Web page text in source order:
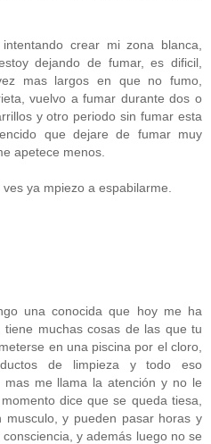
crear mi zona blanca,
dejando de fumar, es dificil,
mas largos en que no fumo,
vuelvo a fumar durante dos o
y otro periodo sin fumar esta
que dejare de fumar muy
apetece menos.
ya mpiezo a espabilarme.
una conocida que hoy me ha
muchas cosas de las que tu
en una piscina por el cloro,
de limpieza y todo eso
mas me llama la atención y no le
dice que se queda tiesa,
musculo, y pueden pasar horas y
y además luego no se